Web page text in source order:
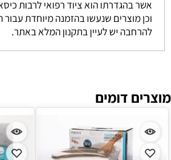
אשר בהגדרתו הוא ציוד רפואי לרבות
וכן מוצרים שנעשו בהזמנה מיוחדת עבור
להרחבה יש לעיין בתקנון המלא באתר.
מוצרים דומים